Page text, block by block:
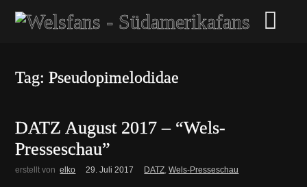
Tag: Pseudopimelodidae
DATZ August 2017 – “Wels-
Presseschau”
erstellt von elko 29. Juli 2017 DATZ,Wels-Presseschau